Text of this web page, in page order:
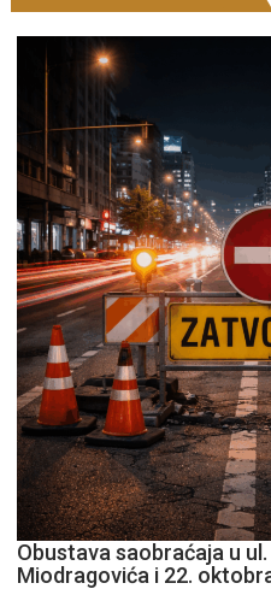
Obustava saobraćaja u
Miodragovića i 22.